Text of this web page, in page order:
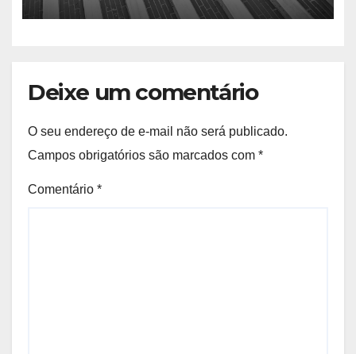
Deixe um comentário
O seu endereço de e-mail não será publicado.
Campos obrigatórios são marcados com *
Comentário *